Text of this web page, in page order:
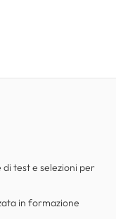
test e selezioni per
in formazione